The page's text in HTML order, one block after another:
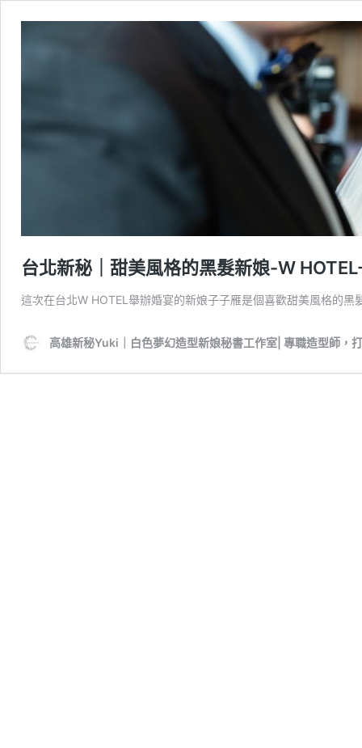
台北新秘｜甜美風格的黑髮新娘-W
這次在台北W HOTEL舉辦婚宴的新娘子子雁是個喜歡甜美風格的
高雄新秘Yuki｜白色夢幻造型新娘秘書工作室| 專職造型師，